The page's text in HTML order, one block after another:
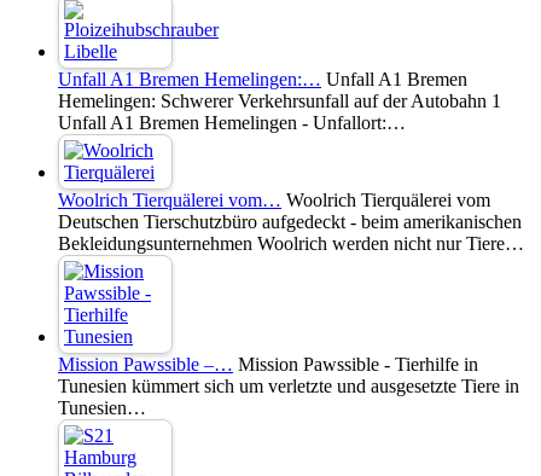
Unfall A1 Bremen Hemelingen:… Unfall A1 Bremen
Hemelingen: Schwerer Verkehrsunfall auf der Autobahn 1
Unfall A1 Bremen Hemelingen - Unfallort:…
Woolrich Tierquälerei vom… Woolrich Tierquälerei vom
Deutschen Tierschutzbüro aufgedeckt - beim amerikanischen
Bekleidungsunternehmen Woolrich werden nicht nur Tiere…
Mission Pawssible –… Mission Pawssible - Tierhilfe in
Tunesien kümmert sich um verletzte und ausgesetzte Tiere in
Tunesien…